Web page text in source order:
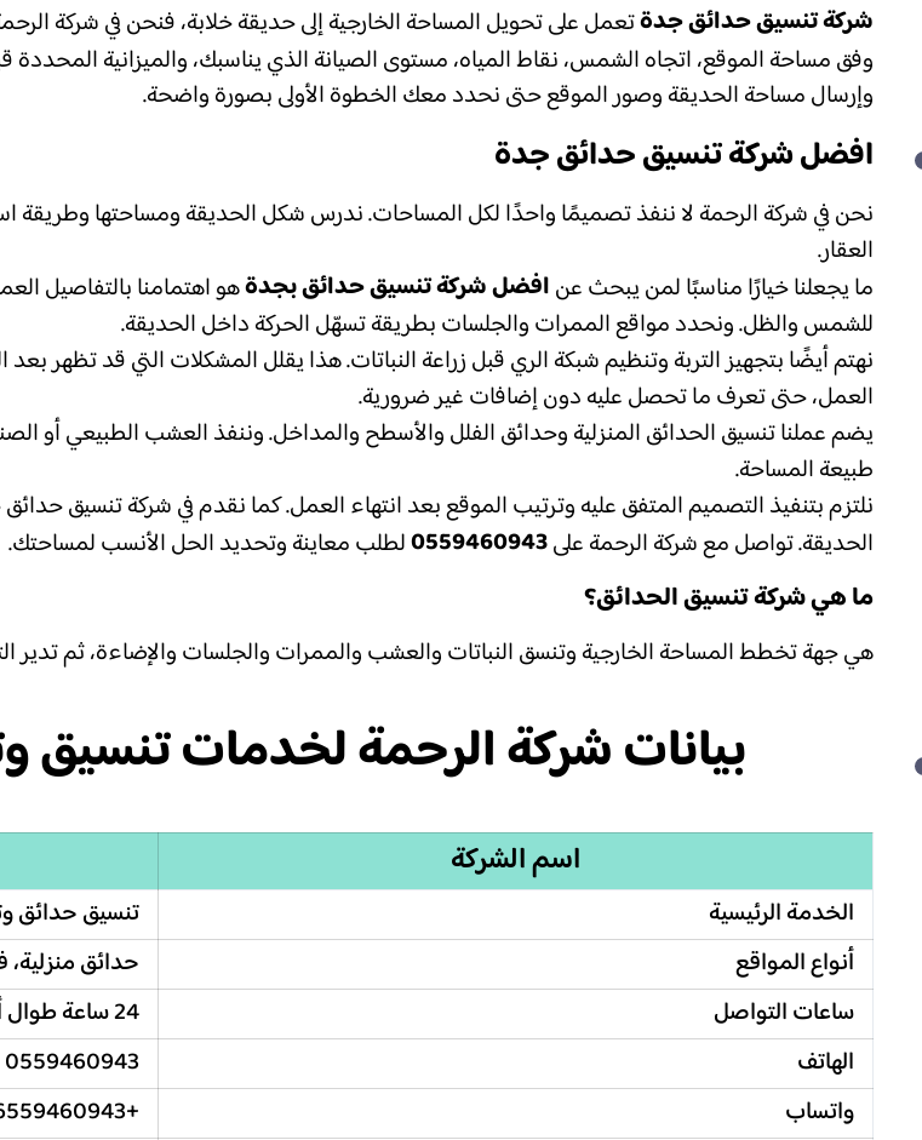
شركة تنسيق حدائق جدةتعمل على تحويل المساحة الخارجية إلى حديقة خلابة، فنحن في شركة
وفق مساحة الموقع، اتجاه الشمس، نقاط المياه، مستوى الصيانة الذي يناسبك، والميزانية المحددة
وإرسال مساحة الحديقة وصور الموقع حتى نحدد معك الخطوة الأولى بصورة واضحة.
افضل شركة تنسيق حدائق جدة
نحن في شركة الرحمة لا ننفذ تصميمًا واحدًا لكل المساحات. ندرس شكل الحديقة ومساحتها وطريقة
العقار.
ما يجعلنا خيارًا مناسبًا لمن يبحث عنافضل شركة تنسيق حدائق بجدةهو اهتمامنا بالتفاصيل
للشمس والظل. ونحدد مواقع الممرات والجلسات بطريقة تسهّل الحركة داخل الحديقة.
نهتم أيضًا بتجهيز التربة وتنظيم شبكة الري قبل زراعة النباتات. هذا يقلل المشكلات التي قد تظهر
العمل، حتى تعرف ما تحصل عليه دون إضافات غير ضرورية.
يضم عملنا تنسيق الحدائق المنزلية وحدائق الفلل والأسطح والمداخل. وننفذ العشب الطبيعي أو
طبيعة المساحة.
نلتزم بتنفيذ التصميم المتفق عليه وترتيب الموقع بعد انتهاء العمل. كما نقدم في شركة تنسيق
الحديقة. تواصل مع شركة الرحمة على0559460943لطلب معاينة وتحديد الحل الأنسب لمساحتك.
ما هي شركة تنسيق الحدائق؟
هي جهة تخطط المساحة الخارجية وتنسق النباتات والعشب والممرات والجلسات والإضاءة، ثم تدير
بيانات شركة الرحمة لخدمات تنسيق
اسم الشركة
الخدمة الرئيسية
تنسيق حدائق
أنواع المواقع
حدائق
ساعات التواصل
24 ساعة طوال أيام الأسبوع
الهاتف
0559460943
واتساب
+966559460943